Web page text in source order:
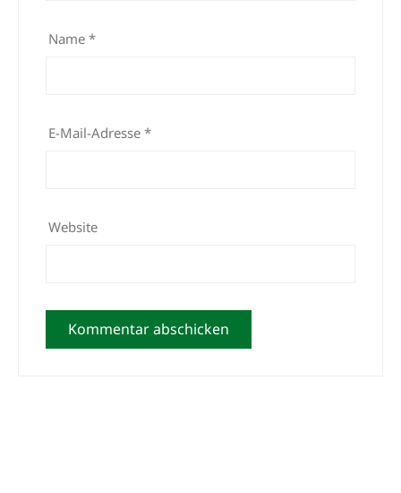
Name *
E-Mail-Adresse *
Website